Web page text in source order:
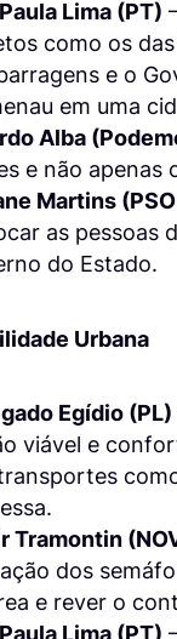
Lima (PT)
como os
e o
em uma
Alba
e não apenas
Martins
as pessoas
do Estado.
Urbana
Egídio (PL)
viável e
Tramontin
dos
e rever o
Lima (PT)